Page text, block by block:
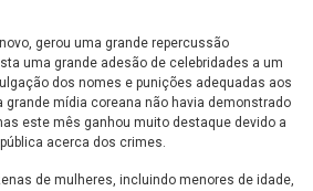
gerou uma grande repercussão
uma grande adesão de celebridades a um
dos nomes e punições adequadas aos
grande mídia coreana não havia demonstrado
este mês ganhou muito destaque devido a
acerca dos crimes.
de mulheres, incluindo menores de idade,